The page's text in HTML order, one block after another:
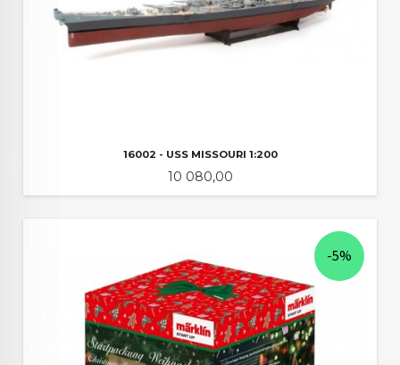
16002 - USS MISSOURI 1:200
Pris
10 080,00
-5%